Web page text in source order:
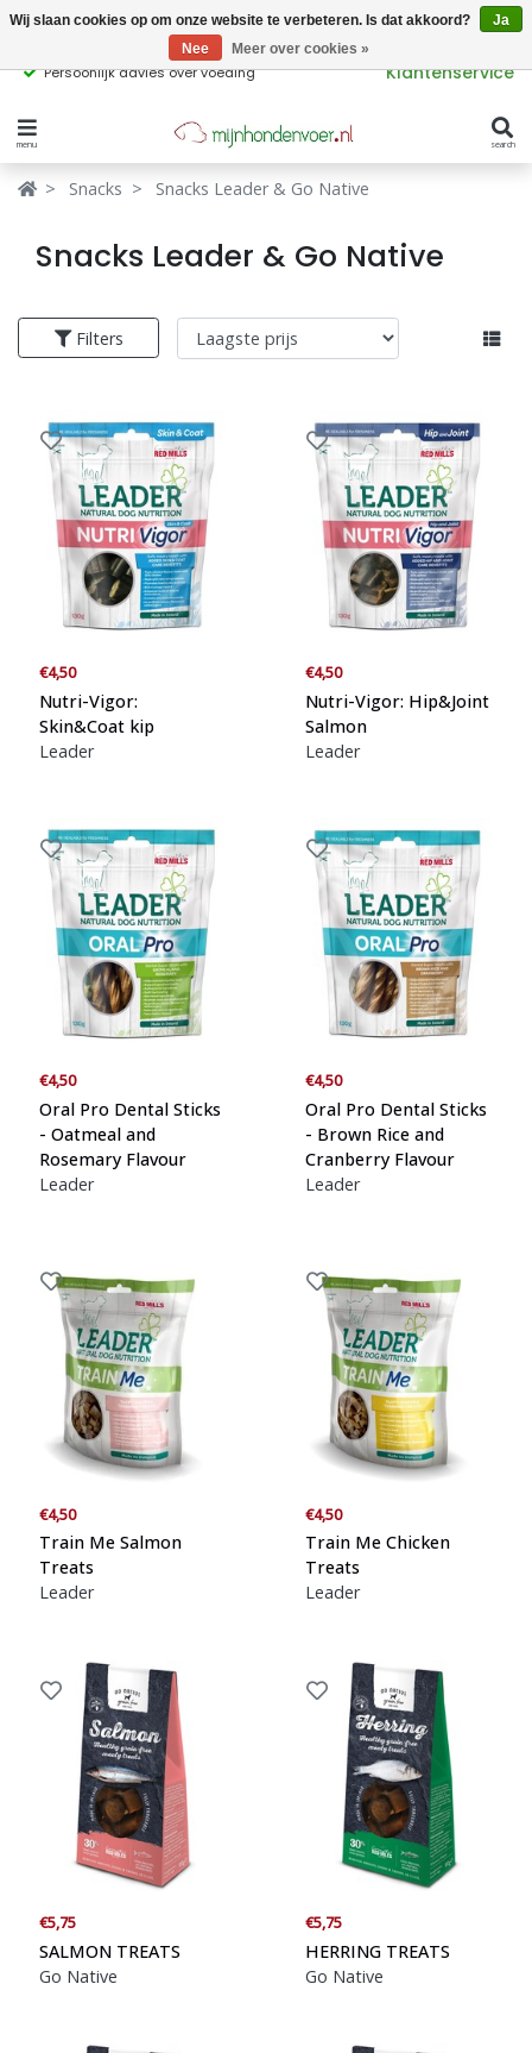
Persoonlijk advies over voeding Klantenservice
menu search
Verbergen
Kattenvoer
Snacks
Ingrediënten
Blogs
Inloggen
Verbergen
glutenvrij hondenvoer graanvrij hondenvoer
Snacks Snacks Leader & Go Native
Snacks Leader & Go Native
Filters
€4,50
Nutri-Vigor:
Skin&Coat kip
Leader
€4,50
Nutri-Vigor: Hip&Joint
Salmon
Leader
€4,50
Oral Pro Dental Sticks
- Oatmeal and
Rosemary Flavour
Leader
€4,50
Oral Pro Dental Sticks
- Brown Rice and
Cranberry Flavour
Leader
€4,50
Train Me Salmon
Treats
Leader
€4,50
Train Me Chicken
Treats
Leader
€5,75
SALMON TREATS
Go Native
€5,75
HERRING TREATS
Go Native
Wij slaan cookies op om onze website te verbeteren. Is dat akkoord?
Ja
Nee
Meer over cookies »